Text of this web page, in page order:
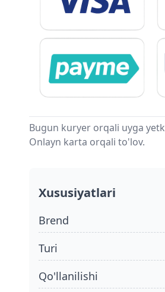
Bugun kuryer orqali uyga
Onlayn karta orqali to'lov.
Xususiyatlari
Brend
turi
qo'llanilishi